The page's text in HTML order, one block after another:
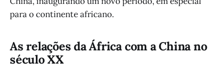
para o continente africano.
As relações da África com a China no
século XX